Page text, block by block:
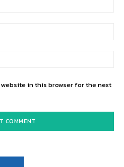
website in this browser for the next